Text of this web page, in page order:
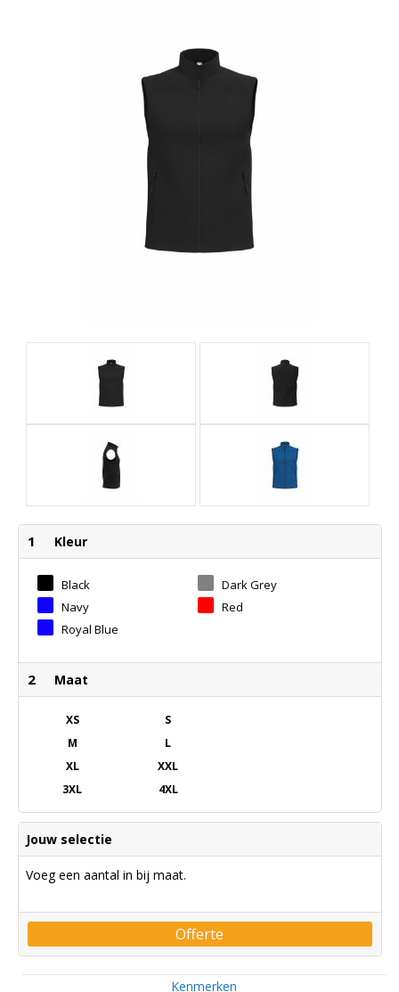
1 Kleur
Black
Dark Grey
Navy
Red
Royal Blue
2 Maat
XS
S
M
L
XL
XXL
3XL
4XL
Jouw selectie
Voeg een aantal in bij maat.
Offerte
Kenmerken